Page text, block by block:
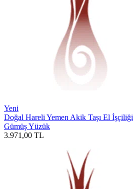
Yeni
Doğal Hareli Yemen Akik Taşı El İşçiliği
Gümüş Yüzük
3.971,00 TL